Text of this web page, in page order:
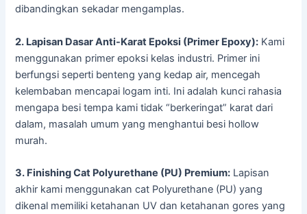
dibandingkan sekadar mengamplas.
2. Lapisan Dasar Anti-Karat Epoksi (Primer Epoxy): Kami
menggunakan primer epoksi kelas industri. Primer ini
berfungsi seperti benteng yang kedap air, mencegah
kelembaban mencapai logam inti. Ini adalah kunci rahasia
mengapa besi tempa kami tidak “berkeringat” karat dari
dalam, masalah umum yang menghantui besi hollow
murah.
3. Finishing Cat Polyurethane (PU) Premium: Lapisan
akhir kami menggunakan cat Polyurethane (PU) yang
dikenal memiliki ketahanan UV dan ketahanan gores yang